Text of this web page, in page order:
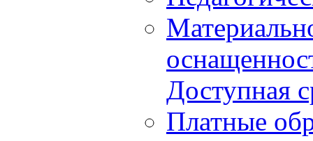
Доступная
Платные